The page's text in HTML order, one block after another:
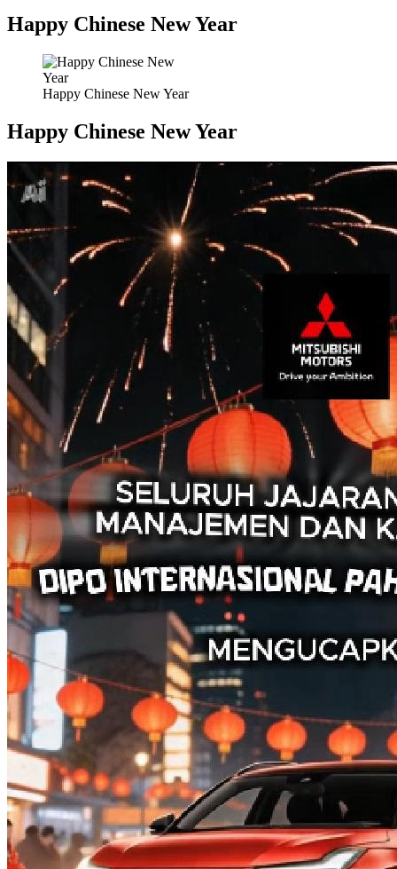
Happy Chinese New Year
Happy Chinese New Year
Happy Chinese New Year